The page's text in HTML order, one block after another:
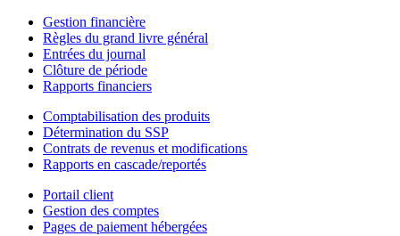
Gestion financière
Règles du grand livre général
Entrées du journal
Clôture de période
Rapports financiers
Comptabilisation des produits
Détermination du SSP
Contrats de revenus et modifications
Rapports en cascade/reportés
Portail client
Gestion des comptes
Pages de paiement hébergées